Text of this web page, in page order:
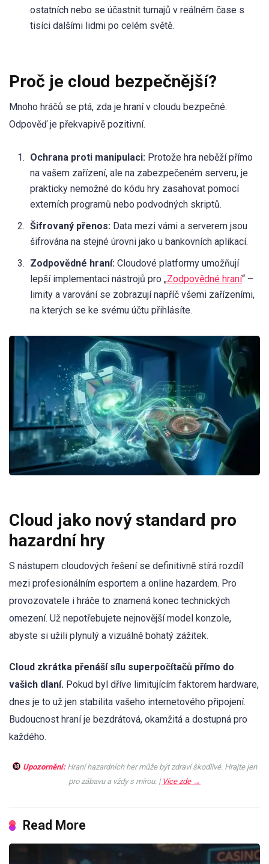
ostatních nebo se účastnit turnajů v reálném čase s
tisíci dalšími lidmi po celém světě.
Proč je cloud bezpečnější?
Mnoho hráčů se ptá, zda je hraní v cloudu bezpečné.
Odpověď je překvapivě pozitivní.
Ochrana proti manipulaci: Protože hra neběží přímo
na vašem zařízení, ale na zabezpečeném serveru, je
prakticky nemožné do kódu hry zasahovat pomocí
externích programů nebo podvodných skriptů.
Šifrovaný přenos: Data mezi vámi a serverem jsou
šifrována na stejné úrovni jako u bankovních aplikací.
Zodpovědné hraní: Cloudové platformy umožňují
lepší implementaci nástrojů pro „Zodpovědné hraní“ –
limity a varování se zobrazují napříč všemi zařízeními,
na kterých se ke svému účtu přihlásíte.
Cloud jako nový standard pro
hazardní hry
S nástupem cloudových řešení se definitivně stírá rozdíl
mezi profesionálním esportem a online hazardem. Pro
provozovatele i hráče to znamená konec technických
omezení. Už nepotřebujete nejnovější model konzole,
abyste si užili plynulý a vizuálně bohatý zážitek.
Cloud zkrátka přenáší sílu superpočítačů přímo do
vašich dlaní. Pokud byl dříve limitujícím faktorem hardware,
dnes je to už jen stabilita vašeho internetového připojení.
Budoucnost hraní je bezdrátová, okamžitá a dostupná pro
každého.
Upozornění: Hraní hazardních her může být zdraví škodlivé. Hrajte jen
pro zábavu a vždy s mírou. | Více zde →
Read More